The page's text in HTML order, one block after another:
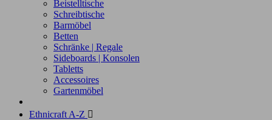
Beistelltische
Schreibtische
Barmöbel
Betten
Schränke | Regale
Sideboards | Konsolen
Tabletts
Accessoires
Gartenmöbel
Ethnicraft A-Z 